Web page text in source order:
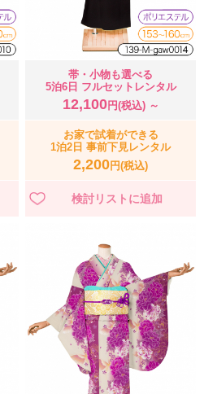
帯・小物も選べる
5泊6日 フルセットレンタル
12,100円(税込) ～
お家で試着ができる
1泊2日 事前下見レンタル
2,200円(税込)